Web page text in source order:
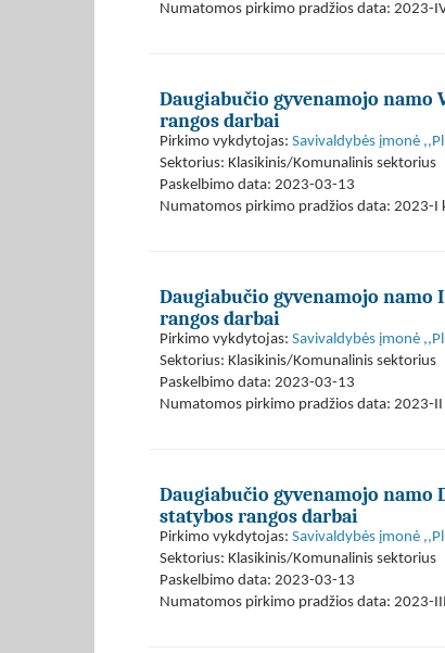
Numatomos pirkimo pradžios data: 2023-
Daugiabučio gyvenamojo namo
rangos darbai
Pirkimo vykdytojas: Savivaldybės įmonė
Sektorius: Klasikinis/Komunalinis sektorius
Paskelbimo data: 2023-03-13
Numatomos pirkimo pradžios data: 2023-I
Daugiabučio gyvenamojo
rangos darbai
Pirkimo vykdytojas: Savivaldybės įmonė
Sektorius: Klasikinis/Komunalinis sektorius
Paskelbimo data: 2023-03-13
Numatomos pirkimo pradžios data: 2023-
Daugiabučio gyvenamojo
statybos rangos darbai
Pirkimo vykdytojas: Savivaldybės įmonė
Sektorius: Klasikinis/Komunalinis sektorius
Paskelbimo data: 2023-03-13
Numatomos pirkimo pradžios data: 2023-